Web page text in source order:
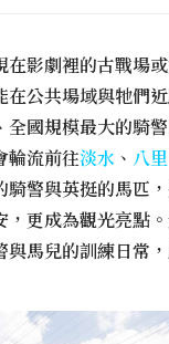
在影劇裡的古戰場
公共場域與牠們近
全國規模最大的騎
輪流前往淡水 、 八里
騎警與英挺的馬匹
，更成為觀光亮點
與馬兒的訓練日常